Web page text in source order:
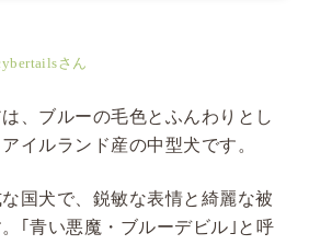
さん
、ブルーの毛色とふんわりとし
イルランド産の中型犬です。
国犬で、鋭敏な表情と綺麗な被
｢青い悪魔・ブルーデビル｣と呼